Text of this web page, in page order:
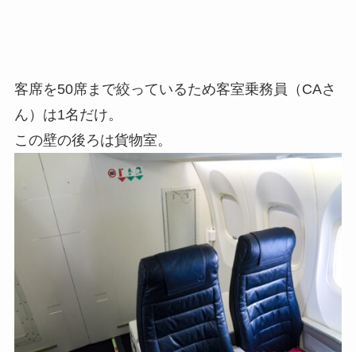
客席を50席まで絞っているため客室乗務員（CAさ
ん）は1名だけ。
この壁の後ろは貨物室。